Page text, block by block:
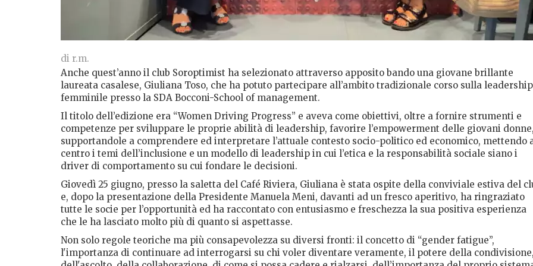
di r.m.
Anche quest’anno il club Soroptimist ha selezionato attraverso apposito bando una giovane brillante
laureata casalese, Giuliana Toso, che ha potuto partecipare all’ambito tradizionale corso sulla leadership
femminile presso la SDA Bocconi-School of management.
Il titolo dell’edizione era “Women Driving Progress” e aveva come obiettivi, oltre a fornire strumenti e
competenze per sviluppare le proprie abilità di leadership, favorire l’empowerment delle giovani donne,
supportandole a comprendere ed interpretare l’attuale contesto socio-politico ed economico, mettendo
centro i temi dell’inclusione e un modello di leadership in cui l’etica e la responsabilità sociale siano i
driver di comportamento su cui fondare le decisioni.
Giovedì 25 giugno, presso la saletta del Café Riviera, Giuliana è stata ospite della conviviale estiva del
e, dopo la presentazione della Presidente Manuela Meni, davanti ad un fresco aperitivo, ha ringraziato
tutte le socie per l’opportunità ed ha raccontato con entusiasmo e freschezza la sua positiva esperienza
che le ha lasciato molto più di quanto si aspettasse.
Non solo regole teoriche ma più consapevolezza su diversi fronti: il concetto di “gender fatigue”,
l'importanza di continuare ad interrogarsi su chi voler diventare veramente, il potere della condivisione,